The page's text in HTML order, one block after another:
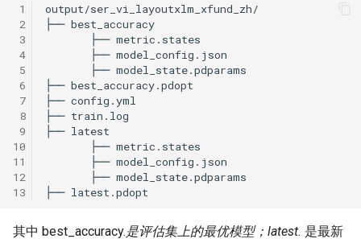
1
2
3
4
5
6
7
8
9
10
11
12
13
其中 best_accuracy.是评估集上的最优模型；latest. 是最新